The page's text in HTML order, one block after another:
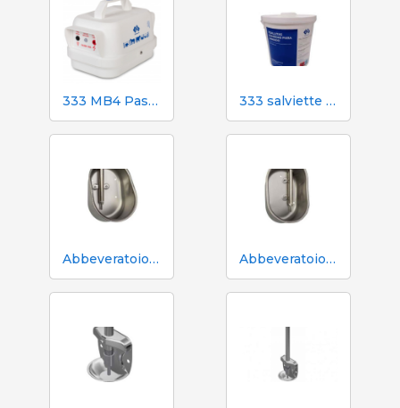
333 MB4 Pastore elettrico a batteria per cani e cavalli 333 salviette umidificate per scrofe durante l'inseminazione
Abbeveratoio Aco Funki per scrofe di grossa taglia Multi-Drinker MAXI Abbeveratoio Aco Funki per scrofe Multi-Drinker MULTI